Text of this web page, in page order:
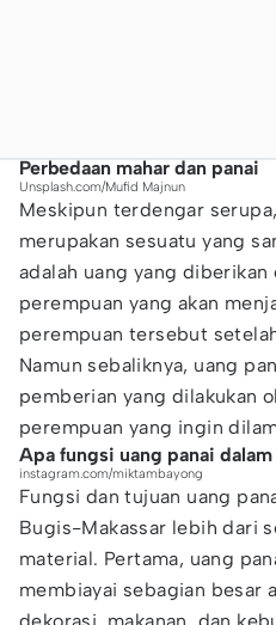
Perbedaan mahar dan panai
Unsplash.com/Mufid Majnun
Meskipun terdengar
merupakan sesuatu yang
adalah uang yang diberikan
perempuan yang akan
perempuan tersebut
Namun sebaliknya, uang
pemberian yang dilakukan
perempuan yang ingin
Apa fungsi uang panai
instagram.com/miktambayong
Fungsi dan tujuan uang
Bugis-Makassar lebih dari
material. Pertama, uang
membiayai sebagian besar